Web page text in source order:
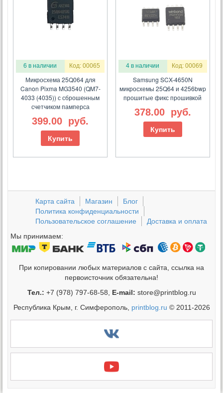
6 в наличии Код: 00065
Микросхема 25Q064 для
Canon Pixma MG3540 (QM7-
4033 (4035)) с сброшенным
счетчиком памперса
399.00 руб.
Купить
4 в наличии Код: 00069
Samsung SCX-4650N
микросхемы 25Q64 и 4256bwp
прошитые фикс прошивкой
378.00 руб.
Купить
Карта сайта Магазин
Блог
Политика конфиденциальности
Пользовательское соглашение
Доставка и оплата
Мы принимаем:
При копировании любых материалов с сайта, ссылка на
первоисточник обязательна!
Тел.: +7 (978) 797-68-58, E-mail: store@printblog.ru
Республика Крым, г. Симферополь, printblog.ru © 2011-2026